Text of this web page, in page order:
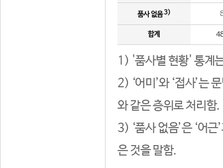
품사 없음3)
합계
1) '품사별 현황' 통계
2) ‘어미’와 ‘접사’는
와 같은 층위로 처리함.
3) ‘품사 없음’은 ‘어
은 것을 말함.